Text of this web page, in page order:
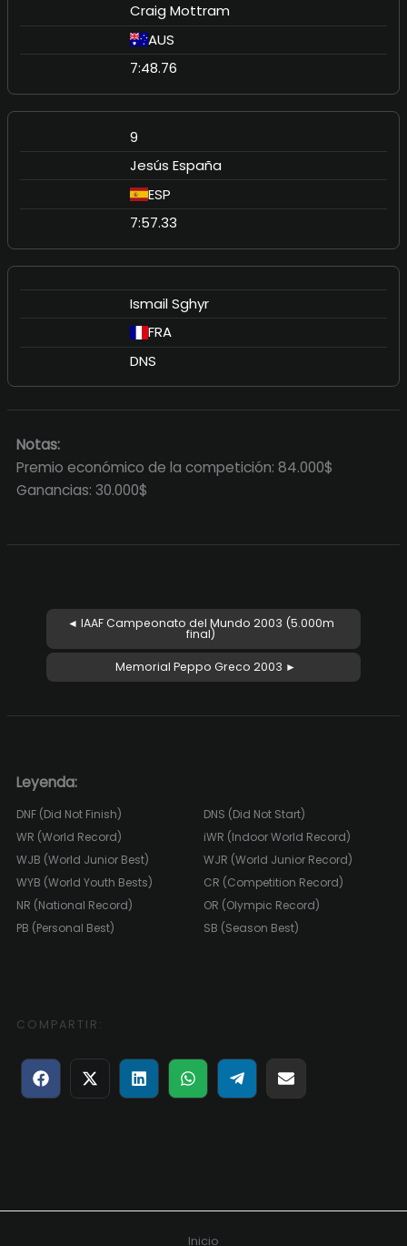
Craig Mottram
AUS
7:48.76
9
Jesús España
ESP
7:57.33
Ismail Sghyr
FRA
DNS
Notas:
Premio económico de la competición: 84.000$
Ganancias: 30.000$
◄ IAAF Campeonato del Mundo 2003 (5.000m
final)
Memorial Peppo Greco 2003 ►
Leyenda:
DNF (Did Not Finish)
DNS (Did Not Start)
WR (World Record)
iWR (Indoor World Record)
WJB (World Junior Best)
WJR (World Junior Record)
WYB (World Youth Bests)
CR (Competition Record)
NR (National Record)
OR (Olympic Record)
PB (Personal Best)
SB (Season Best)
COMPARTIR:
Compartir
en
Compartir
en
Compartir
en
Compartir
en
Compartir
en
Compartir
en
Inicio